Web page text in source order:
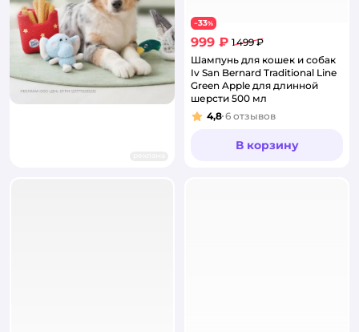
−33%
999 ₽ 1 499 ₽
Шампунь для кошек и собак
Iv San Bernard Traditional Line
Green Apple для длинной
шерсти 500 мл
Рейтинг:
4,8 6 отзывов
В корзину